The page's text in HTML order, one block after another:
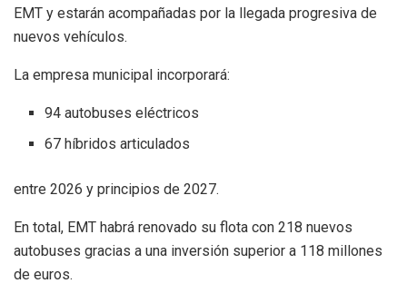
EMT y estarán acompañadas por la llegada progresiva de
nuevos vehículos.
La empresa municipal incorporará:
94 autobuses eléctricos
67 híbridos articulados
entre 2026 y principios de 2027.
En total, EMT habrá renovado su flota con 218 nuevos
autobuses gracias a una inversión superior a 118 millones
de euros.